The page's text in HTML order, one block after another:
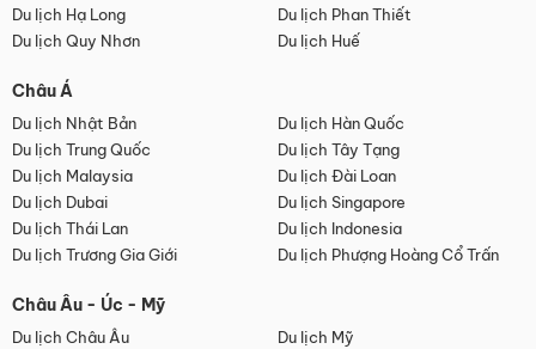
Du lịch Hạ Long
Du lịch Phan Thiết
Du lịch Quy Nhơn
Du lịch Huế
Châu Á
Du lịch Nhật Bản
Du lịch Hàn Quốc
Du lịch Trung Quốc
Du lịch Tây Tạng
Du lịch Malaysia
Du lịch Đài Loan
Du lịch Dubai
Du lịch Singapore
Du lịch Thái Lan
Du lịch Indonesia
Du lịch Trương Gia Giới
Du lịch Phượng Hoàng Cổ Trấn
Châu Âu - Úc - Mỹ
Du lịch Châu Âu
Du lịch Mỹ